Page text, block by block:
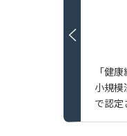
「健
小規模
で認定